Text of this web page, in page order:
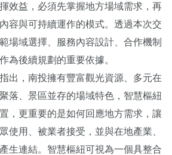
效益，必須先掌握地方場域需求，再
容與可持續運作的模式。透過本次交
場域選擇、服務內容設計、合作機制
為後續規劃的重要依據。
，南投擁有豐富觀光資源、多元在
落、景區並存的場域特色，智慧樞紐
，更重要的是如何回應地方需求，讓
使用、被業者接受，並與在地產業、
生連結。智慧樞紐可視為一個具整合